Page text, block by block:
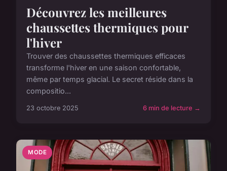
Découvrez les meilleures
chaussettes thermiques pour
l'hiver
Trouver des chaussettes thermiques efficaces
transforme l'hiver en une saison confortable,
même par temps glacial. Le secret réside dans la
compositio...
23 octobre 2025 6 min de lecture →
MODE